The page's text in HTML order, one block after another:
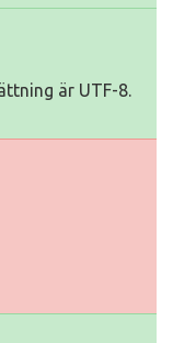
är UTF-8.